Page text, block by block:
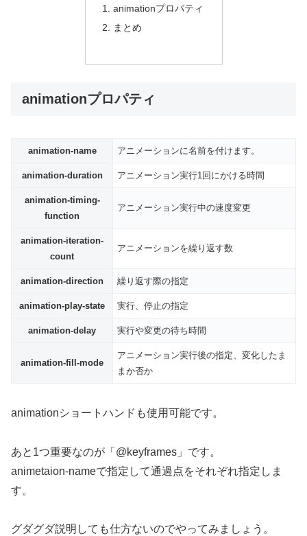
animationプロパティ
まとめ
animationプロパティ
animation-name アニメーションに名前を付けます。
animation-duration アニメーション実行1回にかける時間
animation-timing-
function
アニメーション実行中の速度変更
animation-iteration-
count
アニメーションを繰り返す数
animation-direction 繰り返す際の指定
animation-play-state 実行、停止の指定
animation-delay 実行や変更の待ち時間
animation-fill-mode
アニメーション実行後の指定、変化したま
まか否か
animationショートハンドも使用可能です。
あと1つ重要なのが「@keyframes」です。
animetaion-nameで指定して通過点をそれぞれ指定しま
す。
グダグダ説明しても仕方ないのでやってみましょう。